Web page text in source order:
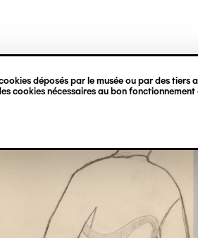
déposés par le musée ou par des
cookies nécessaires au bon